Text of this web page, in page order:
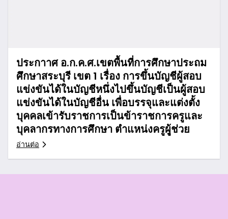
ประกาาศ อ.ก.ค.ศ.เขตพื้นที่การศึกษาประถม
ศึกษาสระบุรี เขต 1 เรื่อง การขึ้นบัญชีผู้สอบ
แข่งขันได้ในบัญชีหนึ่งไปขึ้นบัญชีเป็นผู้สอบ
แข่งขันได้ในบัญชีอื่น เพื่อบรรจุและแต่งตั้ง
บุคคลเข้ารับราชการเป็นข้าราชการครูและ
บุคลากรทางการศึกษา ตำแหน่งครูผูุ้ช่วย
อ่านต่อ